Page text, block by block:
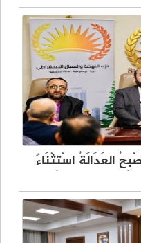
العَدَالَةُ اسْتِثْنَاءً